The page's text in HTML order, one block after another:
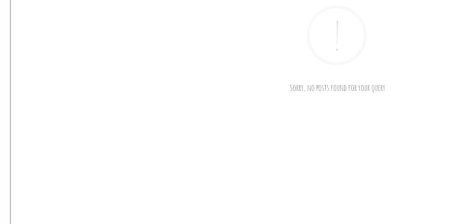
Sorry, no posts found for your query.